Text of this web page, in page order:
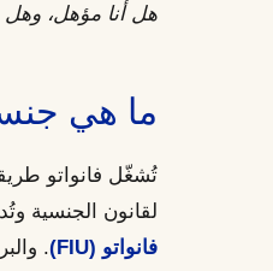
هل أنا مؤهل، وهل
ما هي
تُشغّل فانواتو
لقانون الجنسية
فانواتو (FIU)
.